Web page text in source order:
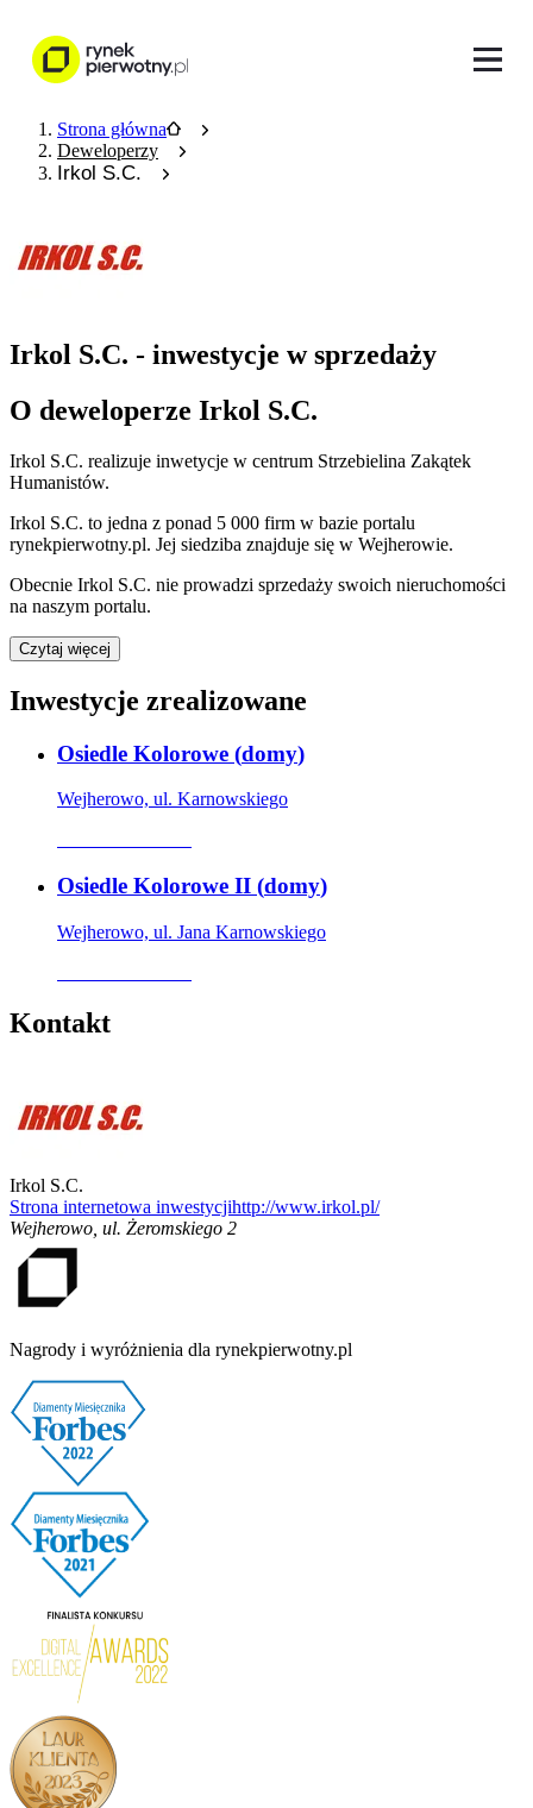
Strona główna
Deweloperzy
Irkol S.C.
Irkol S.C. - inwestycje w sprzedaży
O deweloperze Irkol S.C.
Irkol S.C. realizuje inwetycje w centrum Strzebielina Zakątek
Humanistów.
Irkol S.C. to jedna z ponad 5 000 firm w bazie portalu
rynekpierwotny.pl. Jej siedziba znajduje się w Wejherowie.
Obecnie Irkol S.C. nie prowadzi sprzedaży swoich nieruchomości
na naszym portalu.
Czytaj więcej
Inwestycje zrealizowane
Osiedle Kolorowe (domy)
Wejherowo, ul. Karnowskiego
Osiedle Kolorowe II (domy)
Wejherowo, ul. Jana Karnowskiego
Kontakt
Irkol S.C.
Strona internetowa inwestycjihttp://www.irkol.pl/
Wejherowo ul. Żeromskiego 2
Nagrody i wyróżnienia dla rynekpierwotny.pl